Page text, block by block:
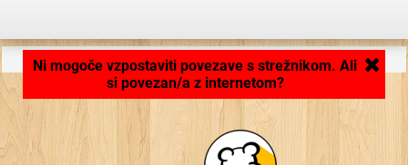
Aplikacija se nalaga ... ...